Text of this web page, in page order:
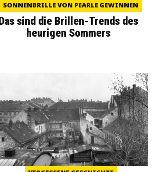
SONNENBRILLE VON PEARLE GEWINNEN
Das sind die Brillen-Trends des
heurigen Sommers